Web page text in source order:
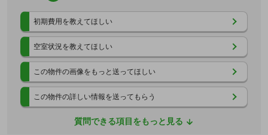
初期費用を教えてほしい
空室状況を教えてほしい
この物件の画像をもっと送ってほしい
この物件の詳しい情報を送ってもらう
質問できる項目をもっと見る